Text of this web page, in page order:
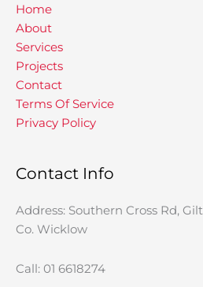
Home
About
Services
Projects
Contact
Terms Of Service
Privacy Policy
Contact Info
Address: Southern Cross Rd,
Co. Wicklow
Call: 01 6618274